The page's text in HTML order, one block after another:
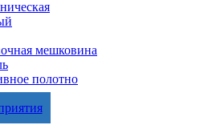
мешковина
полотно